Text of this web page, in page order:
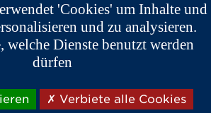
in der Nähe
'Cookies' um Inhalte und
und zu analysieren.
welche Dienste benutzt werden
dürfen
Verbiete alle Cookies